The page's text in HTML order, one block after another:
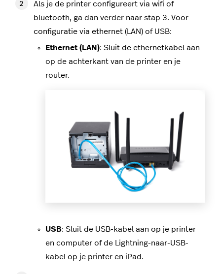
Als je de printer configureert via wifi of
bluetooth, ga dan verder naar stap 3. Voor
configuratie via ethernet (LAN) of USB:
Ethernet (LAN): Sluit de ethernetkabel aan
op de achterkant van de printer en je
router.
USB: Sluit de USB-kabel aan op je printer
en computer of de Lightning-naar-USB-
kabel op je printer en iPad.